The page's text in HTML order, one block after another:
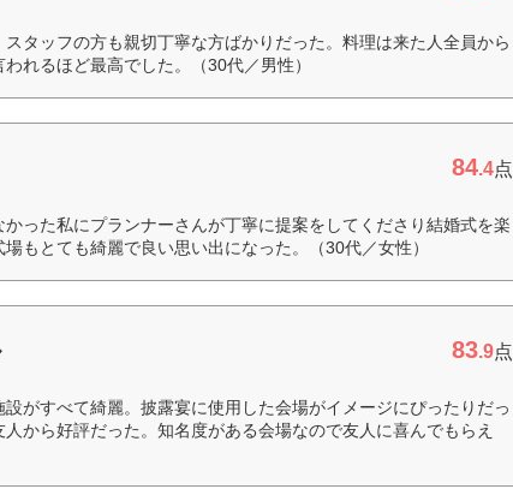
タッフの方も親切丁寧な方ばかりだった。料理は来た人全員から
れるほど最高でした。（30代／男性）
84.4点
った私にプランナーさんが丁寧に提案をしてくださり結婚式を楽
もとても綺麗で良い思い出になった。（30代／女性）
83.9点
がすべて綺麗。披露宴に使用した会場がイメージにぴったりだっ
から好評だった。知名度がある会場なので友人に喜んでもらえ